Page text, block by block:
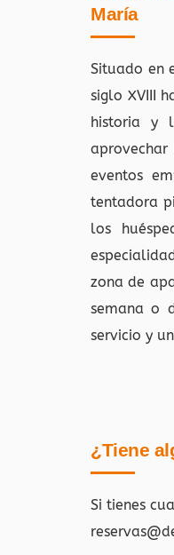
María
Situado en
siglo XVIII
historia y
eventos
tentadora
los
zona de
semana o
servicio y
¿Tiene
Si tienes